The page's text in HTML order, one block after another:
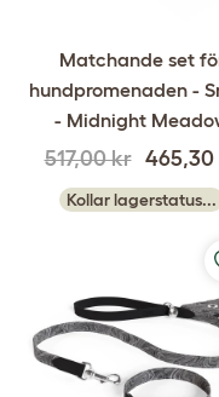
Matchande set
hundpromenaden -
- Midnight
517,00 kr 465,30
Kollar lagerstatus...